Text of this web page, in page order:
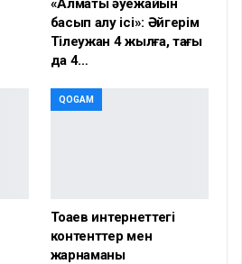
«Алматы әуежайын
басып алу ісі»: Әйгерім
Тілеужан 4 жылға, тағы
да 4…
QOGAM
Тоқаев интернеттегі
контенттер мен
жарнаманы